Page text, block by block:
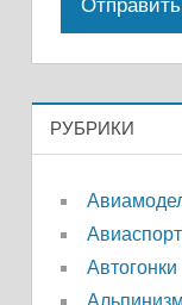
РУБРИКИ
Авиаспорт
Автогонки